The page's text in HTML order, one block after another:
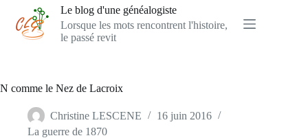
contenu
Le blog d'une généalogiste
Lorsque les mots rencontrent l'histoire,
le passé revit
N comme le Nez de Lacroix
Christine LESCENE
16 juin 2016
La guerre de 1870